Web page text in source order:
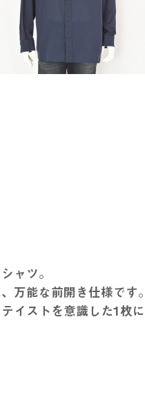
ャツ。
万能な前開き仕様です。
イストを意識した1枚に